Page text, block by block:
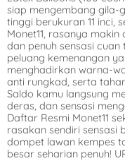
siap mengembang gila-
tinggi berukuran 11 inci,
Monet11, rasanya
dan penuh sensasi
peluang kemenangan
menghadirkan warna-
anti rungkad, serta
Saldo kamu langsung
deras, dan sensasi
Daftar Resmi Monet11
rasakan sendiri sensasi
dompet lawan kempes
besar seharian penuh!